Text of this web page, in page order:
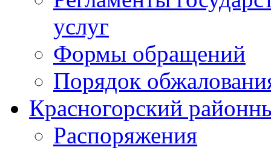
услуг
Формы обращений
Порядок
Красногорский
Распоряжения